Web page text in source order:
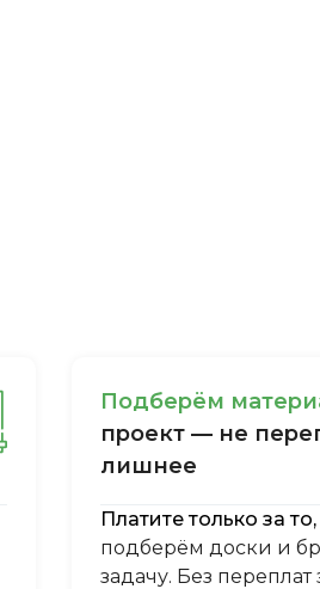
Пoдбepём
пpoeкт — нe
лишнee
Платите только за
подберём доски и
задачу. Без переплат